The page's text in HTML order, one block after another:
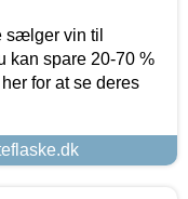
sælger vin til
kan spare 20-70 %
for at se deres